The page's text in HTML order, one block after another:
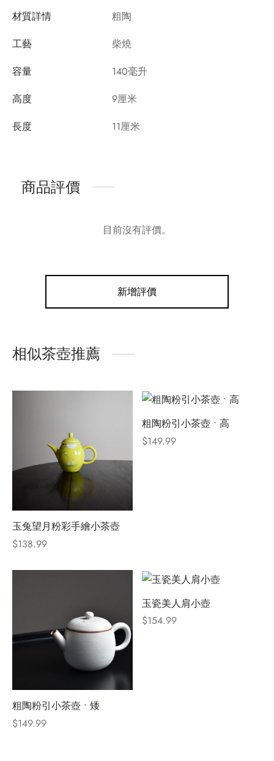
材質詳情
粗陶
工藝
柴燒
容量
140毫升
高度
9厘米
長度
11厘米
商品評價
目前沒有評價。
新增評價
相似茶壺推薦
玉兔望月粉彩手繪小茶壺
$138.99
粗陶粉引小茶壺 • 高
$149.99
粗陶粉引小茶壺 • 矮
$149.99
玉瓷美人肩小壺
$154.99